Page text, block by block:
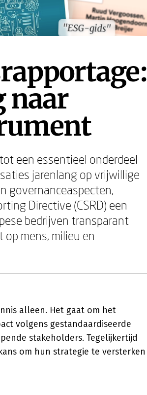
"ESG-gids"
"ESG-gids"
naar
een essentieel onderdeel
jarenlang op vrijwillige
governanceaspecten,
Directive (CSRD) een
bedrijven transparant
mens, milieu en
alleen. Het gaat om het
volgens gestandaardiseerde
stakeholders. Tegelijkertijd
om hun strategie te versterken